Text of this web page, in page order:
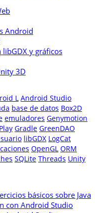
Android
y gráficos
3D
L Android Studio
base de datos Box2D
emuladores Genymotion
Gradle GreenDAO
libGDX LogCat
OpenGL ORM
SQLite Threads Unity
básicos sobre Java
con Android Studio